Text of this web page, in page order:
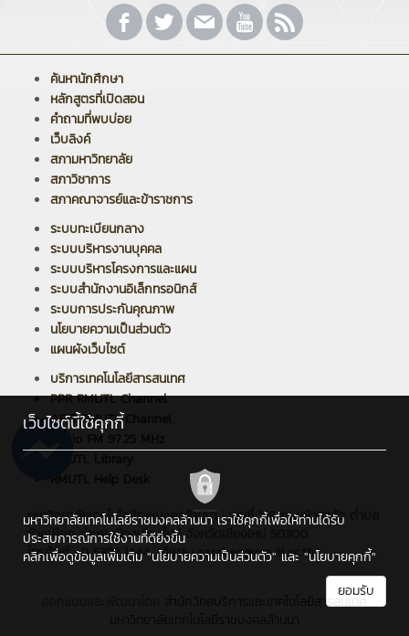
ค้นหานักศึกษา
หลักสูตรที่เปิดสอน
คำถามที่พบบ่อย
เว็บลิงค์
สภามหาวิทยาลัย
สภาวิชาการ
สภาคณาจารย์และข้าราชการ
ระบบทะเบียนกลาง
ระบบบริหารงานบุคคล
ระบบบริหารโครงการและแผน
ระบบสำนักงานอิเล็กทรอนิกส์
ระบบการประกันคุณภาพ
นโยบายความเป็นส่วนตัว
แผนผังเว็บไซต์
บริการเทคโนโลยีสารสนเทศ
PPR RMUTL Channel
ARIT RMUTL Channel
Radio FM 97.25 MHz
มหาวิทยาลัยเทคโนโลยีราชมงคลล้านนา : เลขที่ 128 ถนนห้วยแก้ว ตำบล
ช้างเผือก อำเภอเมืองเชียงใหม่ จังหวัดเชียงใหม่ 50300
โทรศัพท์ : 0 5392 1444 , อีเมล : saraban@rmutl.ac.th
เว็บไซต์นี้ใช้คุกกี้
มหาวิทยาลัยเทคโนโลยีราชมงคลล้านนา เราใช้คุกกี้เพื่อให้ท่านได้รับ
ประสบการณ์การใช้งานที่ดียิ่งขึ้น
คลิกเพื่อดูข้อมูลเพิ่มเติม "นโยบายความเป็นส่วนตัว" และ "นโยบายคุกกี้"
ยอมรับ
สำนักวิทยบริการและเทคโนโลยีสารสนเทศ